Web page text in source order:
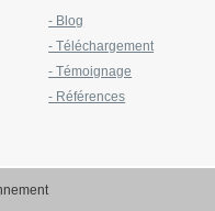
- Blog
- Téléchargement
- Témoignage
- Références